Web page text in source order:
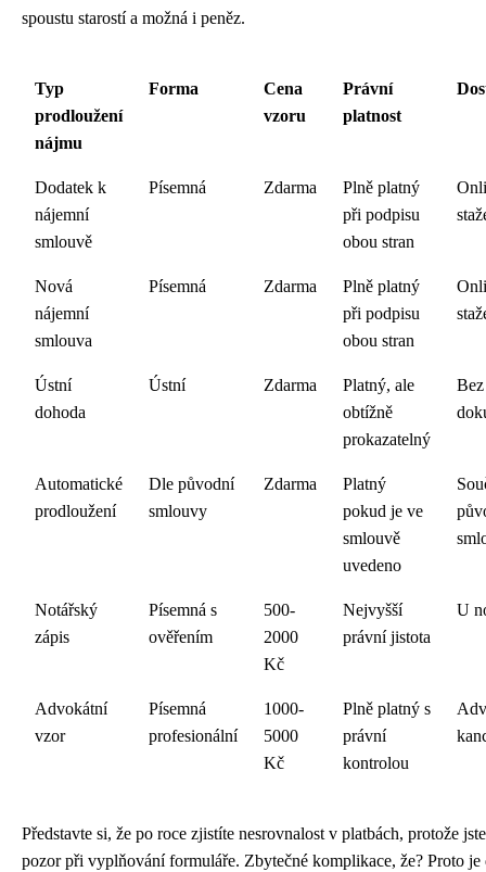
spoustu starostí a možná i peněz.
Typ
prodloužení
nájmu
Forma
Cena
vzoru
Právní
platnost
Dodatek k
nájemní
smlouvě
Písemná Zdarma
Plně platný
při podpisu
obou stran
Nová
nájemní
smlouva
Písemná Zdarma
Plně platný
při podpisu
obou stran
Ústní
dohoda
Ústní Zdarma
Platný, ale
obtížně
prokazatelný
Bez
Automatické
prodloužení
Dle původní
smlouvy
Zdarma
Platný
pokud je ve
smlouvě
uvedeno
Notářský
zápis
Písemná s
ověřením
500-
2000
Kč
Nejvyšší
právní jistota
U
Advokátní
vzor
Písemná
profesionální
1000-
5000
Kč
Plně platný s
právní
kontrolou
Představte si, že po roce zjistíte nesrovnalost v platbách, protože
pozor při vyplňování formuláře. Zbytečné komplikace, že? Proto je